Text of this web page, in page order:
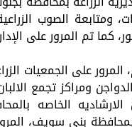
ومتابعة الصوب
كما تم المرور على
على الجمعيات
ومراكز تجمع
الخاصه